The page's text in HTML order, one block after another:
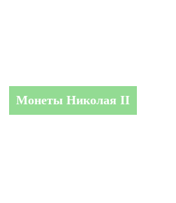
Монеты Николая II